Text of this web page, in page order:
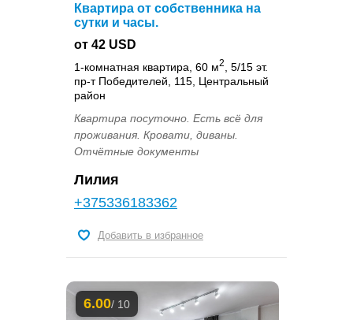
Квартира от собственника на
сутки и часы.
от 42 USD
1-комнатная квартира, 60 м2
, 5/15 эт.
пр-т Победителей, 115, Центральный
район
Квартира посуточно. Есть всё для
проживания. Кровати, диваны.
Отчётные документы
Лилия
+375336183362
Добавить в избранное
6.00/ 10